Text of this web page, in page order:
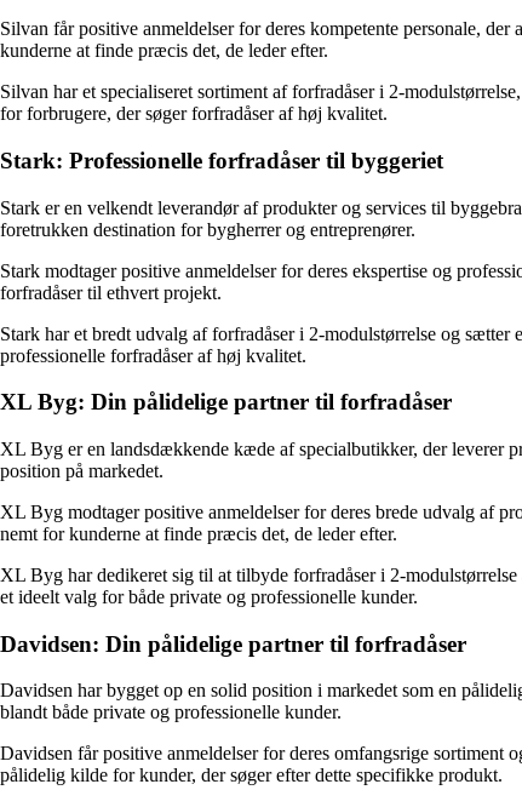
Silvan får positive anmeldelser for deres kompetente personale,
kunderne at finde præcis det, de leder efter.
Silvan har et specialiseret sortiment af forfradåser i 2-
for forbrugere, der søger forfradåser af høj kvalitet.
Stark: Professionelle forfradåser til byggeriet
Stark er en velkendt leverandør af produkter og services til
foretrukken destination for bygherrer og entreprenører.
Stark modtager positive anmeldelser for deres ekspertise og
forfradåser til ethvert projekt.
Stark har et bredt udvalg af forfradåser i 2-modulstørrelse og
professionelle forfradåser af høj kvalitet.
XL Byg: Din pålidelige partner til forfradåser
XL Byg er en landsdækkende kæde af specialbutikker, der leverer
position på markedet.
XL Byg modtager positive anmeldelser for deres brede udvalg af
nemt for kunderne at finde præcis det, de leder efter.
XL Byg har dedikeret sig til at tilbyde forfradåser i 2-
et ideelt valg for både private og professionelle kunder.
Davidsen: Din pålidelige partner til forfradåser
Davidsen har bygget op en solid position i markedet som en
blandt både private og professionelle kunder.
Davidsen får positive anmeldelser for deres omfangsrige
pålidelig kilde for kunder, der søger efter dette specifikke produkt.